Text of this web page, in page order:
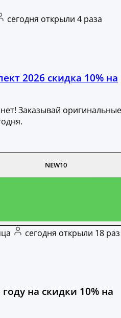
сегодня открыли 4 раза
2026 скидка 10% на
Заказывай оригинальные
NEW10
сегодня открыли 18 раз
на скидки 10% на